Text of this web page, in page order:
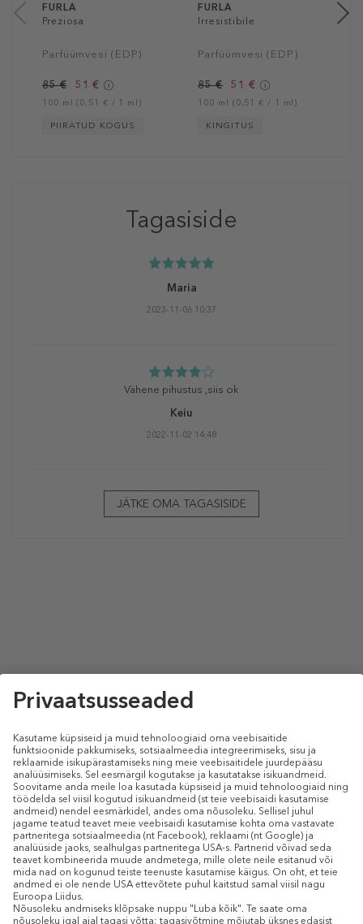
FURLA
Preziosa
Parfüümvesi (EDP)
85 € 51 €
100 ml (0,51 € / 1 ml)
PIIRATUD KOGUS
FURLA
Irresistibile
Parfüümvesi (EDP)
85 € 51 €
100 ml (0,51 € / 1 ml)
KINGITUS
Tagasiside
Maria
2023-11-06 10:37
Vähene pihustus ,siis ok
Keiu
2022-11-02 14:48
JÄTKE OMA TAGASISIDE